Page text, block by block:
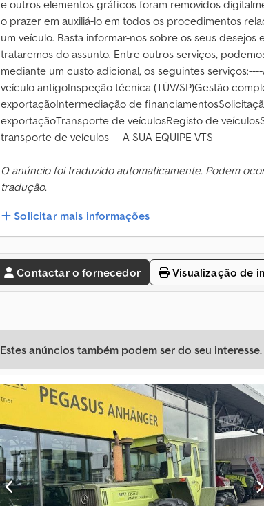
e outros elementos gráficos foram removidos
o prazer em auxiliá-lo em todos os procedimentos
um veículo. Basta informar-nos sobre os seus desejos
trataremos do assunto. Entre outros serviços,
mediante um custo adicional, os seguintes
veículo antigoInspeção técnica (TÜV/SP)Gestão
exportaçãoIntermediação de
exportaçãoTransporte de veículosRegisto de
transporte de veículos----A SUA EQUIPE VTS
O anúncio foi traduzido automaticamente. Podem
tradução.
Solicitar mais informações
Contactar o fornecedor Visualização de
Estes anúncios também podem ser do seu interesse.